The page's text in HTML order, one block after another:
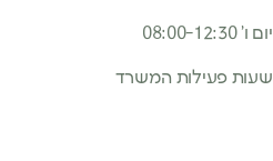
יום ו’ 08:00-12:30
שעות פעילות המשרד